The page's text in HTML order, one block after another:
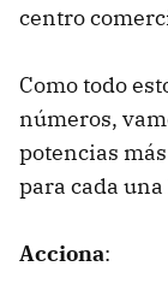
centro
Como todo
números,
potencias
para cada
Acciona: